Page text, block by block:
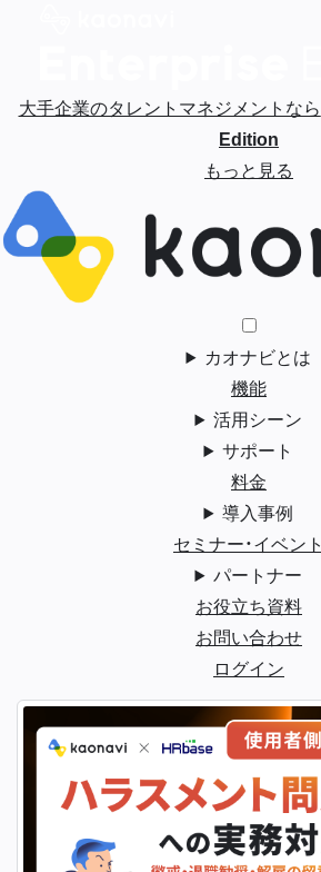
大手企業のタレントマネジメントなら
Edition
もっと見る
カオナビとは
機能
活用シーン
サポート
料金
導入事例
セミナー・イベント
パートナー
お役立ち資料
お問い合わせ
ログイン